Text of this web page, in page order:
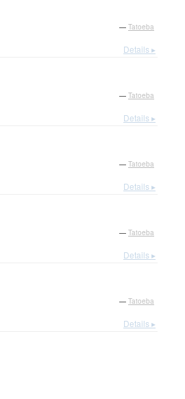
— Tatoeba
Details ▸
— Tatoeba
Details ▸
— Tatoeba
Details ▸
— Tatoeba
Details ▸
— Tatoeba
Details ▸